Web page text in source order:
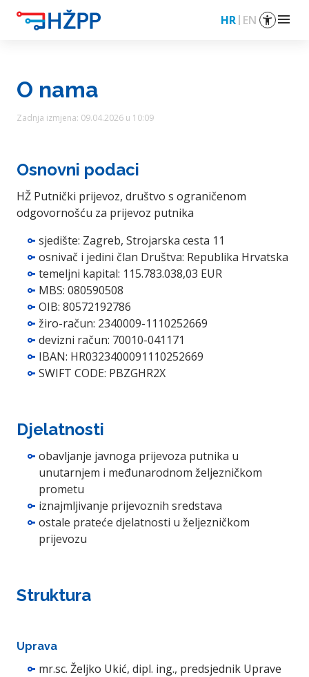
HR EN menu
O nama
Zadnja izmjena: 09.04.2026 u 10:09
Osnovni podaci
HŽ Putnički prijevoz, društvo s ograničenom
odgovornošću za prijevoz putnika
sjedište: Zagreb, Strojarska cesta 11
osnivač i jedini član Društva: Republika Hrvatska
temeljni kapital: 115.783.038,03 EUR
MBS: 080590508
OIB: 80572192786
žiro-račun: 2340009-1110252669
devizni račun: 70010-041171
IBAN: HR0323400091110252669
SWIFT CODE: PBZGHR2X
Djelatnosti
obavljanje javnoga prijevoza putnika u
unutarnjem i međunarodnom željezničkom
prometu
iznajmljivanje prijevoznih sredstava
ostale prateće djelatnosti u željezničkom
prijevozu
Struktura
Uprava
mr.sc. Željko Ukić, dipl. ing., predsjednik Uprave